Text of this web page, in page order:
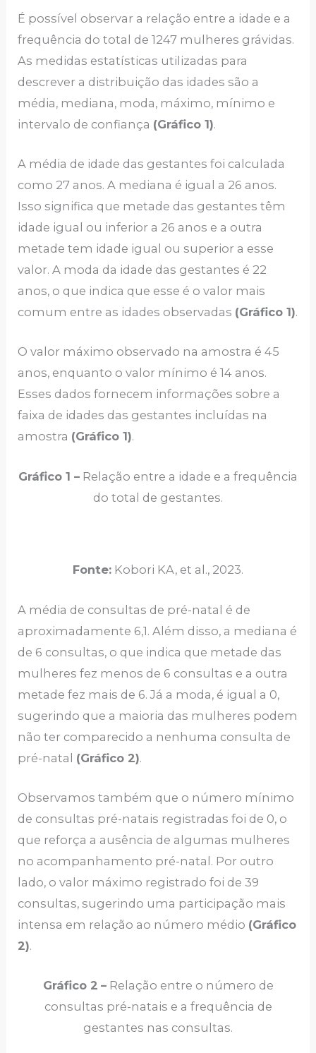
É possível observar a relação entre a idade e a
frequência do total de 1247 mulheres grávidas.
As medidas estatísticas utilizadas para
descrever a distribuição das idades são a
média, mediana, moda, máximo, mínimo e
intervalo de confiança (Gráfico 1).
A média de idade das gestantes foi calculada
como 27 anos. A mediana é igual a 26 anos.
Isso significa que metade das gestantes têm
idade igual ou inferior a 26 anos e a outra
metade tem idade igual ou superior a esse
valor. A moda da idade das gestantes é 22
anos, o que indica que esse é o valor mais
comum entre as idades observadas (Gráfico 1).
O valor máximo observado na amostra é 45
anos, enquanto o valor mínimo é 14 anos.
Esses dados fornecem informações sobre a
faixa de idades das gestantes incluídas na
amostra (Gráfico 1).
Gráfico 1 – Relação entre a idade e a frequência
do total de gestantes.
Fonte: Kobori KA, et al., 2023.
A média de consultas de pré-natal é de
aproximadamente 6,1. Além disso, a mediana é
de 6 consultas, o que indica que metade das
mulheres fez menos de 6 consultas e a outra
metade fez mais de 6. Já a moda, é igual a 0,
sugerindo que a maioria das mulheres podem
não ter comparecido a nenhuma consulta de
pré-natal (Gráfico 2).
Observamos também que o número mínimo
de consultas pré-natais registradas foi de 0, o
que reforça a ausência de algumas mulheres
no acompanhamento pré-natal. Por outro
lado, o valor máximo registrado foi de 39
consultas, sugerindo uma participação mais
intensa em relação ao número médio (Gráfico
2).
Gráfico 2 –Relação entre o número de
consultas pré-natais e a frequência de
gestantes nas consultas.